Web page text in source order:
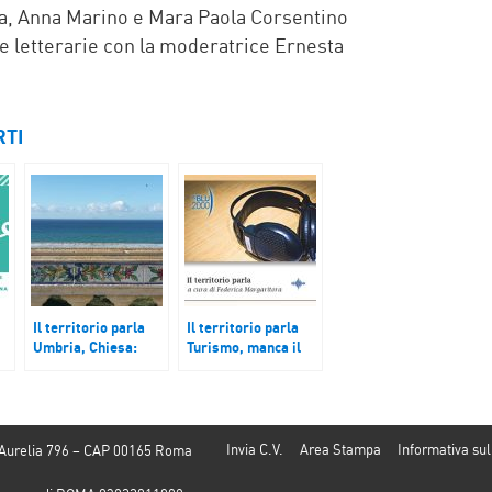
Anna Marino e Mara Paola Corsentino
letterarie con la moderatrice Ernesta
Il territorio parla
Umbria, Chiesa:
Gemona per il 45°
dal terremoto; S.
(Me): comune
Il territorio parla
Turismo, manca il
Soccorso di
Sant’Anna a
Invia C.V. Area Stampa Informativa
796 – CAP 00165 Roma